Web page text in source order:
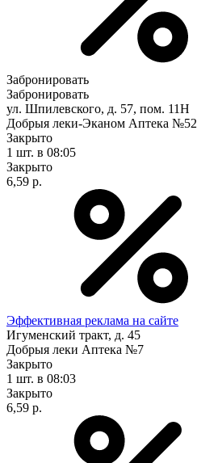
Забронировать
Забронировать
ул. Шпилевского, д. 57, пом. 11Н
Добрыя леки-Эканом Аптека №52
Закрыто
1 шт. в 08:05
Закрыто
6,59 р.
Эффективная реклама на сайте
Игуменский тракт, д. 45
Добрыя леки Аптека №7
Закрыто
1 шт. в 08:03
Закрыто
6,59 р.